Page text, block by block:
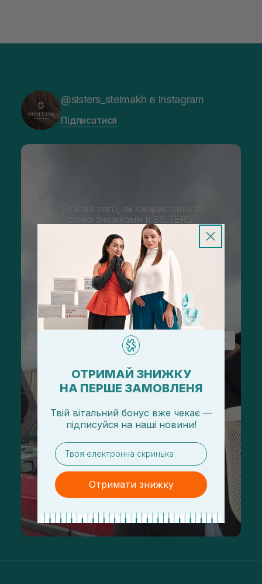
@sisters_stelmakh в Instagram
Підписатися
ОТРИМАЙ ЗНИЖКУ
НА ПЕРШЕ ЗАМОВЛЕНЯ
Твій вітальний бонус вже чекає —
підписуйся на наші новини!
email
Отримати знижку